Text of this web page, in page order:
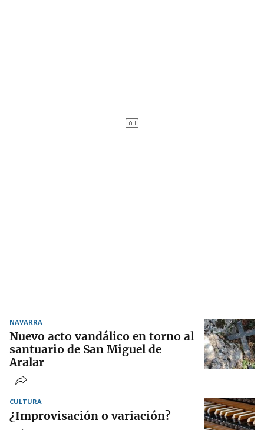
NAVARRA
Nuevo acto vandálico en torno al
santuario de San Miguel de
Aralar
CULTURA
¿Improvisación o variación?